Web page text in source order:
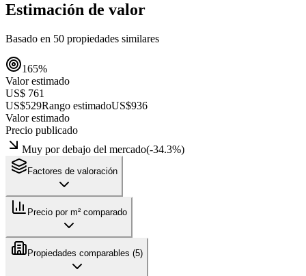
Estimación de valor
Basado en 50 propiedades similares
165%
Valor estimado
US$ 761
US$529Rango estimadoUS$936
Valor estimado
Precio publicado
Muy por debajo del mercado(-34.3%)
Factores de valoración
Precio por m² comparado
Propiedades comparables (5)